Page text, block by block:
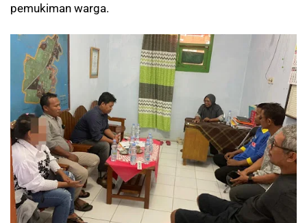
pemukiman warga.